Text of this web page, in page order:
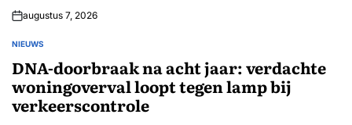
augustus 7, 2026
GEPLAATST
NIEUWS
DNA-doorbraak na acht jaar: verdachte
woningoverval loopt tegen lamp bij
verkeerscontrole